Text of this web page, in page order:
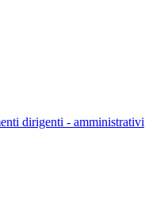
dirigenti - amministrativi